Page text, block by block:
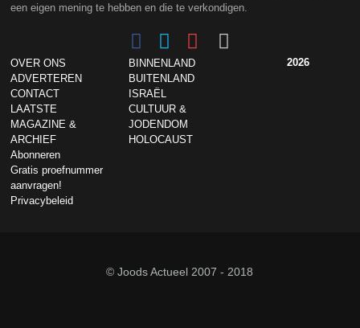
een eigen mening te hebben en die te verkondigen.
OVER ONS
ADVERTEREN
CONTACT
LAATSTE
MAGAZINE &
ARCHIEF
Abonneren
Gratis proefnummer
aanvragen!
Privacybeleid
BINNENLAND
BUITENLAND
ISRAËL
CULTUUR &
JODENDOM
HOLOCAUST
2026
© Joods Actueel 2007 - 2018